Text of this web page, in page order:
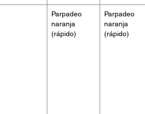
Parpadeo
naranja
(rápido)
Parpadeo
naranja
(rápido)